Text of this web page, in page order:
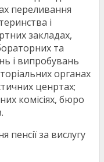
переливання
і
закладах,
та
і випробувань
органах
ценртах;
комісіях, бюро
за вислугу